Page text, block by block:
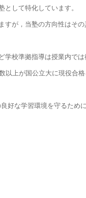
して特化しています。
が，当塾の方向性はその
学校準拠指導は授業内で
上が国公立大に現役合
な学習環境を守るため